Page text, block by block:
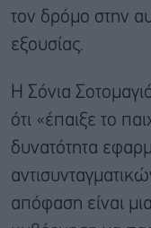
τον δρόμο στην
εξουσίας.
Η Σόνια
ότι «έπαιξε το
δυνατότητα
απόφαση είναι